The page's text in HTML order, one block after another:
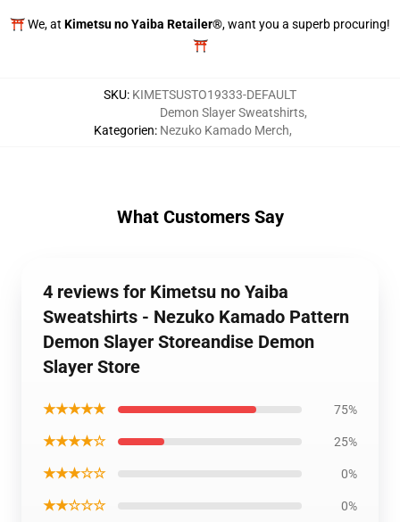
⛩️ We, at Kimetsu no Yaiba Retailer®, want you a superb procuring!
⛩️
SKU: KIMETSUSTO19333-DEFAULT
Kategorien:
Demon Slayer Sweatshirts,
Nezuko Kamado Merch,
What Customers Say
4 reviews for Kimetsu no Yaiba
Sweatshirts - Nezuko Kamado Pattern
Demon Slayer Storeandise Demon
Slayer Store
★★★★★ 75%
★★★★☆ 25%
★★★☆☆ 0%
★★☆☆☆ 0%